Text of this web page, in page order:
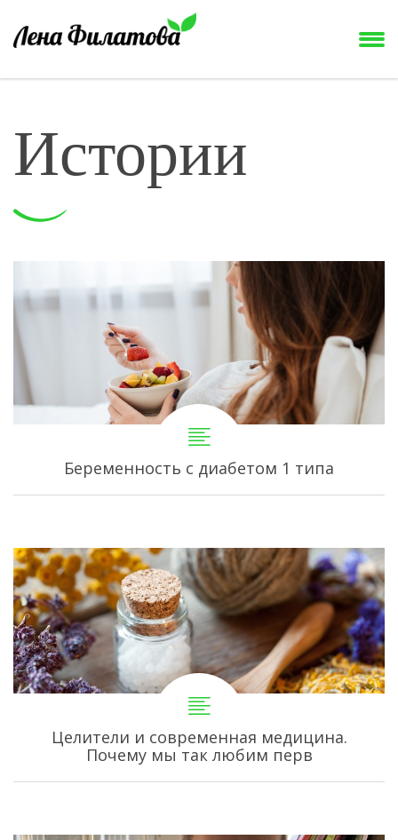
Истории
Беременность с диабетом 1 типа
Целители и современная медицина.
Почему мы так любим перв